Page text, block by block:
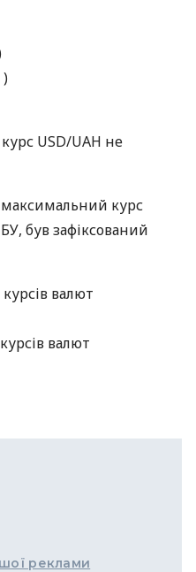
)
USD/UAH не
курс
, був зафіксований
валют
валют
реклами